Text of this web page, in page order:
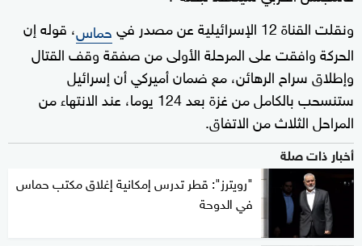
ونقلت القناة 12 الإسرائيلية عن مصدر في
حماس، قوله إن
الحركة وافقت على المرحلة الأولى من صفقة وقف القتال
وإطلاق سراح الرهائن، مع ضمان أميركي أن إسرائيل
ستنسحب بالكامل من غزة بعد 124 يوما، عند الانتهاء من
المراحل الثلاث من الاتفاق.
أخبار ذات صلة
"رويترز": قطر تدرس إمكانية إغلاق مكتب حماس
في الدوحة